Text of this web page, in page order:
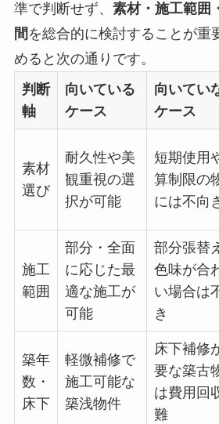
準で判断せず、 素材・施工範囲
間 を総合的に検討することが重
めると次の通りです。
判断
軸
向いている
ケース
向いてい
ケース
素材
選び
耐久性や美
観重視の選
択が可能
短期使用
算制限の
には不向
施工
範囲
部分・全面
に応じた最
適な施工が
可能
部分張替
色味が合
い場合は
き
築年
数・
床下
軽微補修で
施工可能な
築浅物件
床下補修
要な築古
は費用回
難